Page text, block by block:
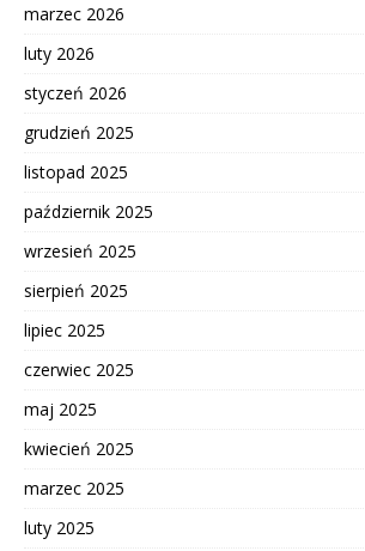
marzec 2026
luty 2026
styczeń 2026
grudzień 2025
listopad 2025
październik 2025
wrzesień 2025
sierpień 2025
lipiec 2025
czerwiec 2025
maj 2025
kwiecień 2025
marzec 2025
luty 2025